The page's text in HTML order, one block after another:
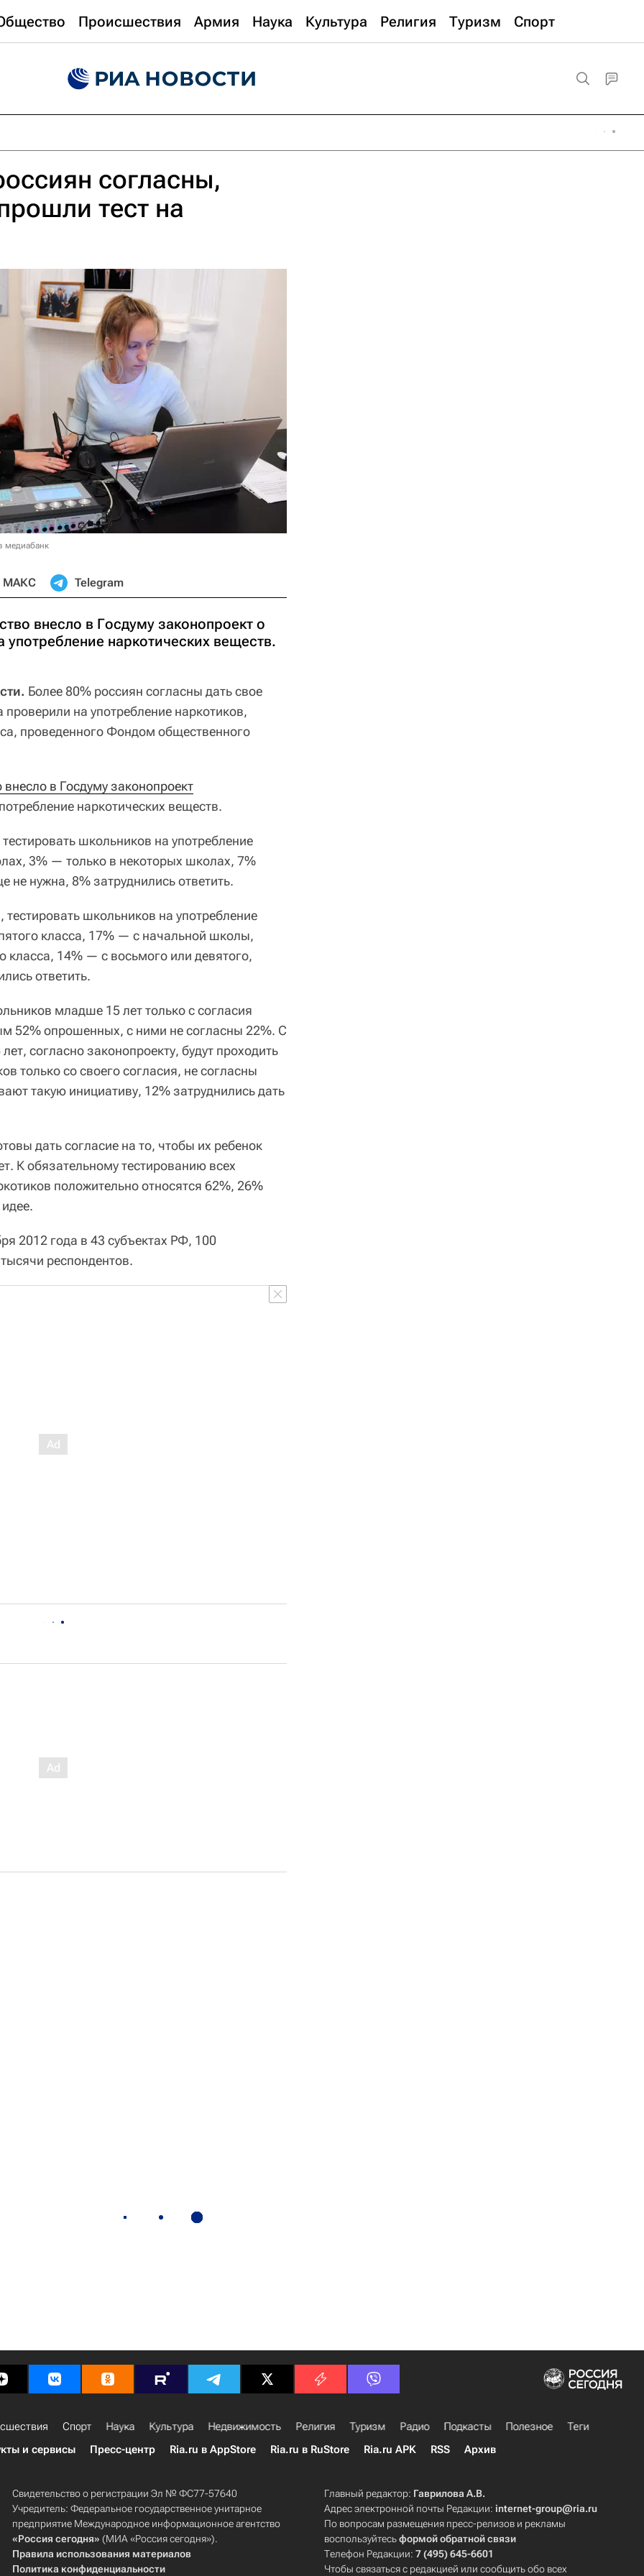
Происшествия Армия Наука Культура Религия Туризм Спорт
согласны,
тест на
медиабанк
МАКС Telegram
внесло в Госдуму законопроект о
употребление наркотических веществ.
Более 80% россиян согласны дать свое
на употребление наркотиков,
проведенного Фондом общественного
внесло в Госдуму законопроект
наркотических веществ.
школьников на употребление
3% — только в некоторых школах, 7%
нужна, 8% затруднились ответить.
школьников на употребление
класса, 17% — с начальной школы,
класса, 14% — с восьмого или девятого,
ответить.
младше 15 лет только с согласия
52% опрошенных, с ними не согласны 22%. С
согласно законопроекту, будут проходить
только со своего согласия, не согласны
такую инициативу, 12% затруднились дать
дать согласие на то, чтобы их ребенок
К обязательному тестированию всех
положительно относятся 62%, 26%
2012 года в 43 субъектах РФ, 100
респондентов.
Спорт Наука Культура Недвижимость Религия Туризм Радио Подкасты Полезное
Теги
и сервисы Пресс-центр Ria.ru в AppStore Ria.ru в RuStore Ria.ru APK RSS Архив
Свидетельство о регистрации Эл № ФС77-57640
Учредитель: Федеральное государственное унитарное
предприятие Международное информационное агентство
«Россия сегодня» (МИА «Россия сегодня»).
Правила использования материалов
Политика конфиденциальности
Главный редактор: Гаврилова А.В.
Адрес электронной почты Редакции:internet-group@ria.ru
По вопросам размещения пресс-релизов и рекламы
воспользуйтесьформой обратной связи
Телефон Редакции:7 (495) 645-6601
Чтобы связаться с редакцией или сообщить обо всех